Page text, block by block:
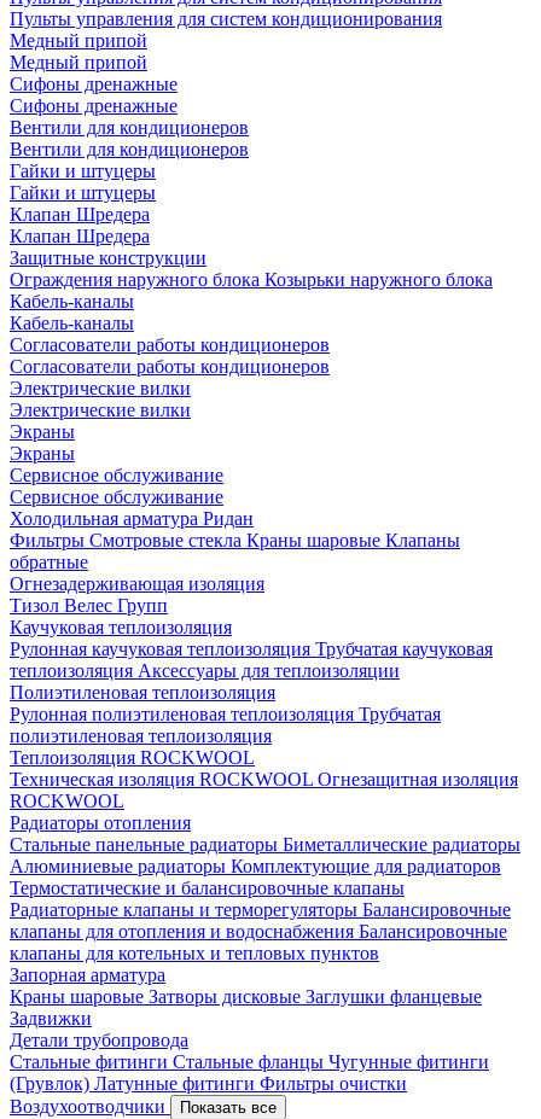
Пульты управления для систем кондиционирования
Медный припой
Медный припой
Сифоны дренажные
Сифоны дренажные
Вентили для кондиционеров
Вентили для кондиционеров
Гайки и штуцеры
Гайки и штуцеры
Клапан Шредера
Клапан Шредера
Защитные конструкции
Ограждения наружного блока Козырьки наружного блока
Кабель-каналы
Кабель-каналы
Согласователи работы кондиционеров
Согласователи работы кондиционеров
Электрические вилки
Электрические вилки
Экраны
Экраны
Сервисное обслуживание
Сервисное обслуживание
Холодильная арматура Ридан
Фильтры Смотровые стекла Краны шаровые Клапаны
обратные
Огнезадерживающая изоляция
Тизол Велес Групп
Каучуковая теплоизоляция
Рулонная каучуковая теплоизоляция Трубчатая каучуковая
теплоизоляция Аксессуары для теплоизоляции
Полиэтиленовая теплоизоляция
Рулонная полиэтиленовая теплоизоляция Трубчатая
полиэтиленовая теплоизоляция
Теплоизоляция ROCKWOOL
Техническая изоляция ROCKWOOL Огнезащитная изоляция
ROCKWOOL
Радиаторы отопления
Стальные панельные радиаторы Биметаллические радиаторы
Алюминиевые радиаторы Комплектующие для радиаторов
Термостатические и балансировочные клапаны
Радиаторные клапаны и терморегуляторы Балансировочные
клапаны для отопления и водоснабжения Балансировочные
клапаны для котельных и тепловых пунктов
Запорная арматура
Краны шаровые Затворы дисковые Заглушки фланцевые
Задвижки
Детали трубопровода
Стальные фитинги Стальные фланцы Чугунные фитинги
(Грувлок) Латунные фитинги Фильтры очистки
Воздухоотводчики
Показать все